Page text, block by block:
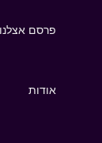
פרסם
אודות